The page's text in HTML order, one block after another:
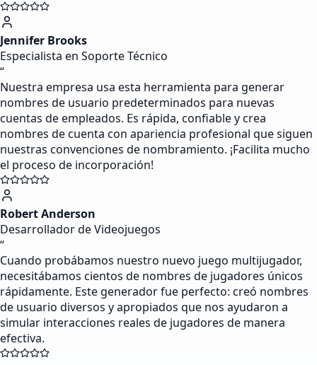
Jennifer Brooks
Especialista en Soporte Técnico
“
Nuestra empresa usa esta herramienta para generar
nombres de usuario predeterminados para nuevas
cuentas de empleados. Es rápida, confiable y crea
nombres de cuenta con apariencia profesional que siguen
nuestras convenciones de nombramiento. ¡Facilita mucho
el proceso de incorporación!
Robert Anderson
Desarrollador de Videojuegos
“
Cuando probábamos nuestro nuevo juego multijugador,
necesitábamos cientos de nombres de jugadores únicos
rápidamente. Este generador fue perfecto: creó nombres
de usuario diversos y apropiados que nos ayudaron a
simular interacciones reales de jugadores de manera
efectiva.